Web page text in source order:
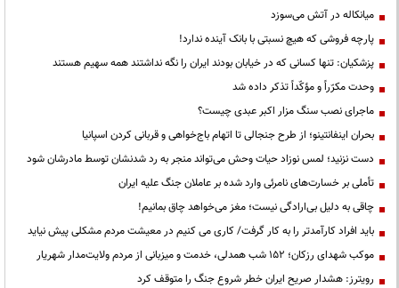
میانکاله در آتش می‌سوزد
پارچه فروشی که هیچ نسبتی با بانک آینده ندارد!
پزشکیان: تنها کسانی که در خیابان بودند ایران را نگه نداشتند همه سهیم هستند
وحدت مکرّراً و مؤکّداً تذکر داده شد
ماجرای نصب سنگ مزار اکبر عبدی چیست؟
بحران اینفانتینو؛ از طرح جنجالی تا اتهام باج‌خواهی و قربانی کردن اسپانیا
دست نزنید؛ لمس نوزاد حیات وحش می‌تواند منجر به رد شدنشان توسط مادرشان شود
تأملی بر خسارت‌های نامرئی وارد شده بر عاملان جنگ علیه ایران
چاقی به دلیل بی‌ارادگی نیست؛ مغز می‌خواهد چاق بمانیم!
باید افراد کارآمدتر را به کار گرفت/ کاری می کنیم در معیشت مردم مشکلی پیش نیاید
موکب شهدای رزکان؛ ۱۵۲ شب همدلی، خدمت و میزبانی از مردم ولایت‌مدار شهریار
رویترز: هشدار صریح ایران خطر شروع جنگ را متوقف کرد